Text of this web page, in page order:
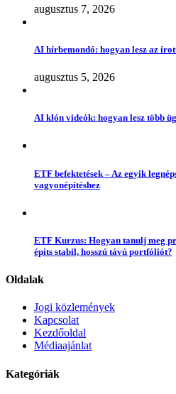
augusztus 7, 2026
AI hírbemondó: hogyan lesz az
augusztus 5, 2026
AI klón videók: hogyan lesz több
ETF befektetések – Az egyik
vagyonépítéshez
ETF Kurzus: Hogyan tanulj meg
építs stabil, hosszú távú portfóliót?
Oldalak
Jogi közlemények
Kapcsolat
Kezdőoldal
Médiaajánlat
Kategóriák